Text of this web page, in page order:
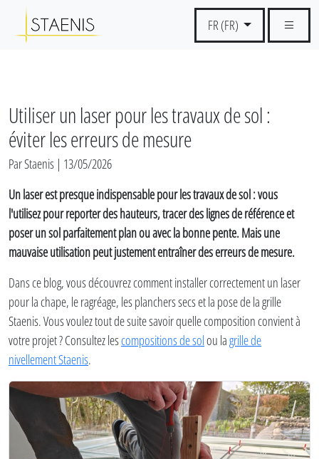
FR (FR)
Utiliser un laser pour les travaux de sol :
éviter les erreurs de mesure
Par Staenis | 13/05/2026
Un laser est presque indispensable pour les travaux de sol : vous
l'utilisez pour reporter des hauteurs, tracer des lignes de référence et
poser un sol parfaitement plan ou avec la bonne pente. Mais une
mauvaise utilisation peut justement entraîner des erreurs de mesure.
Dans ce blog, vous découvrez comment installer correctement un laser
pour la chape, le ragréage, les planchers secs et la pose de la grille
Staenis. Vous voulez tout de suite savoir quelle composition convient à
votre projet ? Consultez lescompositions de solou lagrille de
nivellement Staenis.